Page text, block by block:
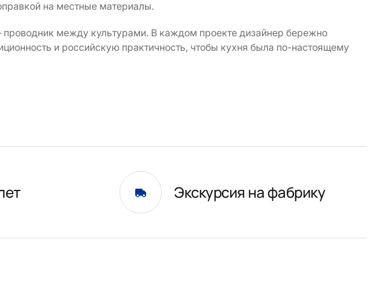
на местные материалы.
между культурами. В каждом проекте дизайнер бережно
и российскую практичность, чтобы кухня была по-настоящему
Экскурсия на фабрику